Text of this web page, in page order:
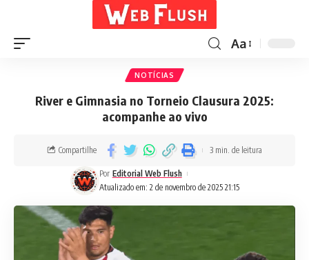
Aa
NOTÍCIAS
River e Gimnasia no Torneio Clausura 2025:
acompanhe ao vivo
Atualizado em: 2 de novembro de 2025 21:15
Por Editorial Web Flush
Compartilhe 3 min. de leitura